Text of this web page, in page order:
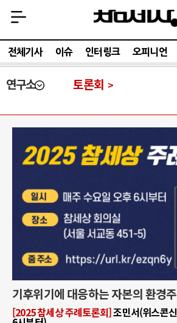
전체기사 이슈 인터링크 오피니언
연구소 토론회
기후위기에 대응하는 자본의 환경
[2025 참세상 주례토론회]조민서(위스콘